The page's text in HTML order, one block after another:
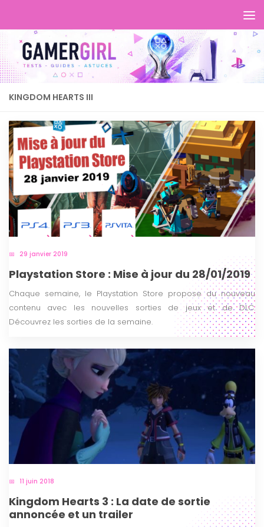
KINGDOM HEARTS III
29 janvier 2019
Playstation Store : Mise à jour du 28/01/2019
Chaque semaine, le Playstation Store propose du nouveau
contenu avec les nouvelles sorties de jeux et de DLC.
Découvrez les sorties de la semaine.
11 juin 2018
Kingdom Hearts 3 : La date de sortie
annoncée et un trailer